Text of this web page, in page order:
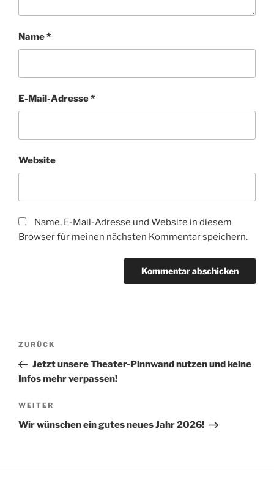
Name*
E-Mail-Adresse*
Website
Name, E-Mail-Adresse und Website in diesem
Browser für meinen nächsten Kommentar speichern.
Beitragsnavigation
Vorheriger
Beitrag
ZURÜCK
Jetzt unsere Theater-Pinnwand nutzen und keine
Infos mehr verpassen!
Nächster
Beitrag
WEITER
Wir wünschen ein gutes neues Jahr 2026!